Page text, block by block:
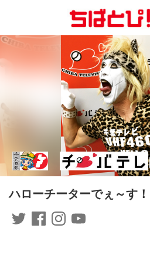
ハローチーターでぇ～す！